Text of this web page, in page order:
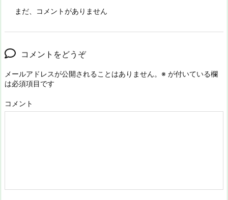
まだ、コメントがありません
コメントをどうぞ
メールアドレスが公開されることはありません。 ※ が付いている欄
は必須項目です
コメント